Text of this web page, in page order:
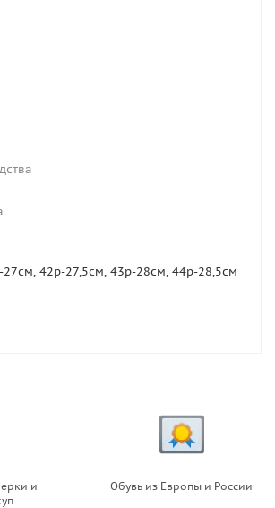
42р-27,5см, 43р-28см, 44р-28,5см
и
Обувь из Европы и России